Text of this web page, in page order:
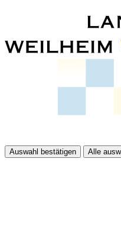
Auswahl bestätigen Alle